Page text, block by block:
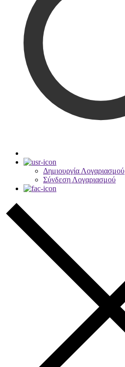
Δημιουργία Λογαριασμού
Σύνδεση Λογαριασμού